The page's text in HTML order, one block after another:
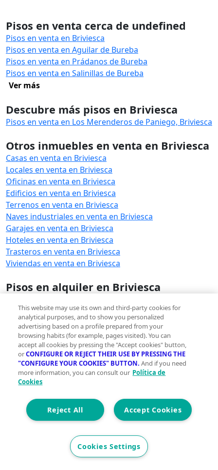
Pisos en venta cerca de undefined
Pisos en venta en Briviesca
Pisos en venta en Aguilar de Bureba
Pisos en venta en Prádanos de Bureba
Pisos en venta en Salinillas de Bureba
Ver más
Descubre más pisos en Briviesca
Pisos en venta en Los Merenderos de Paniego, Briviesca
Otros inmuebles en venta en Briviesca
Casas en venta en Briviesca
Locales en venta en Briviesca
Oficinas en venta en Briviesca
Edificios en venta en Briviesca
Terrenos en venta en Briviesca
Naves industriales en venta en Briviesca
Garajes en venta en Briviesca
Hoteles en venta en Briviesca
Trasteros en venta en Briviesca
Viviendas en venta en Briviesca
Pisos en alquiler en Briviesca
Ver otras inmobiliarias en Briviesca
Ver otras inmobiliarias en Briviesca
Innovación sostenible y gestos sencillos para una
This website may use its own and third-party cookies for
analytical purposes, and to show you personalized
advertising based on a profile prepared from your
browsing habits (for example, pages visited). You can
accept all cookies by pressing the "Accept cookies" button,
orCONFIGURE OR REJECT THEIR USE BY PRESSING THE
"CONFIGURE YOUR COOKIES" BUTTON. And if you need
more information, you can consult our Política de
Cookies
Accept Cookies
Reject All
Cookies Settings